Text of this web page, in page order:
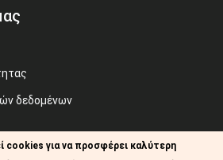
δεδομένων
cookies για να προσφέρει καλύτερη